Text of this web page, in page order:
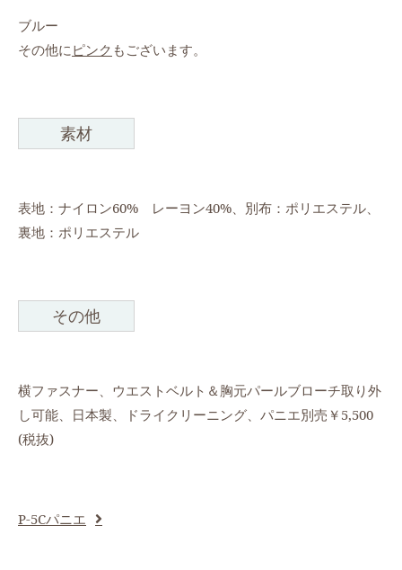
ブルー
その他にピンク もございます。
素材
表地：ナイロン60% レーヨン40%、別布：ポリエステル、
裏地：ポリエステル
その他
横ファスナー、ウエストベルト＆胸元パールブローチ取り外
し可能、日本製、ドライクリーニング、パニエ別売￥5,500
(税抜)
P-5Cパニエ